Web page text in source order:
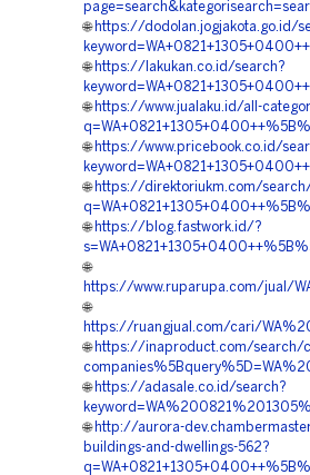
🌐 https://dodolan.jogjakota.go.id/
🌐 https://lakukan.co.id/search?
🌐 https://www.jualaku.id/all-
🌐 https://www.pricebook.co.id/
🌐 https://direktoriukm.com/
🌐 https://blog.fastwork.id/?
🌐
https://www.ruparupa.com/jual/
🌐
https://ruangjual.com/cari/
🌐 https://inaproduct.com/search/
🌐 https://adasale.co.id/search?
🌐 http://aurora-
buildings-and-dwellings-562?